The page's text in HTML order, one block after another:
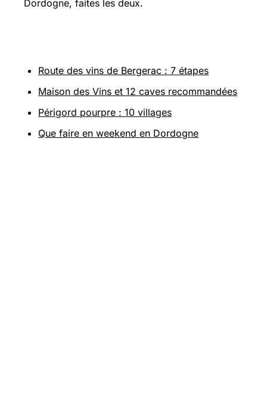
Dordogne, faites les deux.
Route des vins de Bergerac : 7 étapes
Maison des Vins et 12 caves recommandées
Périgord pourpre : 10 villages
Que faire en weekend en Dordogne